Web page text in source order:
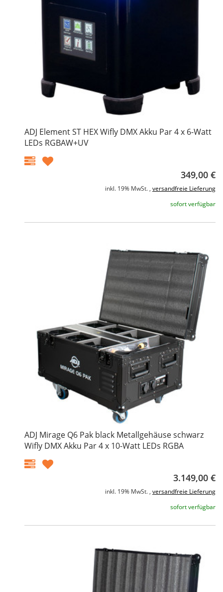
ADJ Element ST HEX Wifly DMX Akku Par 4 x 6-Watt
LEDs RGBAW+UV
349,00 €
inkl. 19% MwSt. , versandfreie Lieferung
sofort verfügbar
ADJ Mirage Q6 Pak black Metallgehäuse schwarz
Wifly DMX Akku Par 4 x 10-Watt LEDs RGBA
3.149,00 €
inkl. 19% MwSt. , versandfreie Lieferung
sofort verfügbar